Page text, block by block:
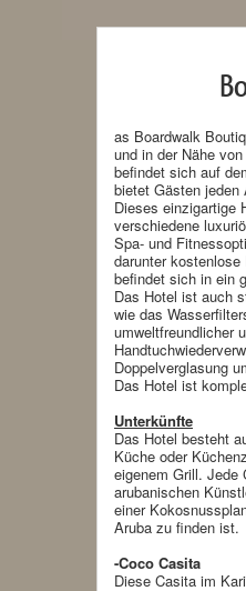
as Boardwalk
und in der Nähe
befindet sich auf
bietet Gästen
Dieses einzigartige
verschiedene
Spa- und
darunter
befindet sich in ein
Das Hotel ist auch
wie das
umweltfreundlicher
Doppelverglasung
Das Hotel ist
Unterkünfte
Das Hotel besteht
Küche oder
eigenem Grill. Jede
arubanischen
einer
Aruba zu finden ist.
-Coco Casita
Diese Casita im